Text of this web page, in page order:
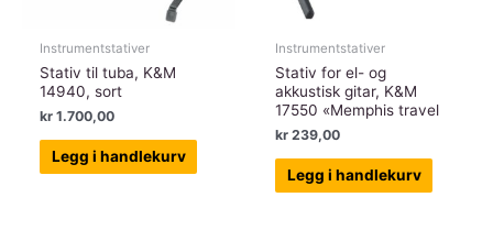
Instrumentstativer
Stativ til tuba, K&M
14940, sort
kr 1.700,00
Legg i handlekurv
Instrumentstativer
Stativ for el- og
akkustisk gitar, K&M
17550 «Memphis travel
kr 239,00
Legg i handlekurv